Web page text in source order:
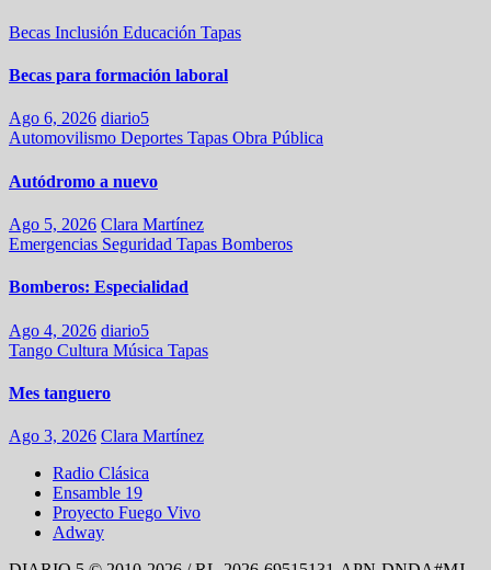
Becas Inclusión Educación Tapas
Becas para formación laboral
Ago 6, 2026 diario5
Automovilismo Deportes Tapas Obra Pública
Autódromo a nuevo
Ago 5, 2026 Clara Martínez
Emergencias Seguridad Tapas Bomberos
Bomberos: Especialidad
Ago 4, 2026 diario5
Tango Cultura Música Tapas
Mes tanguero
Ago 3, 2026 Clara Martínez
Radio Clásica
Ensamble 19
Proyecto Fuego Vivo
Adway